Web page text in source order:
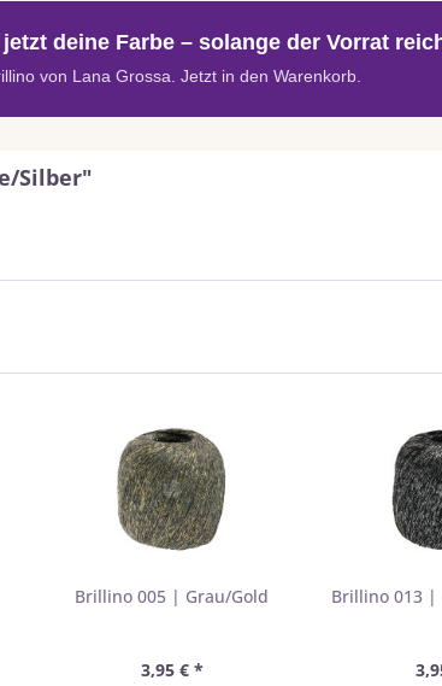
deine Farbe – solange der Vorrat
von Lana Grossa. Jetzt in den Warenkorb.
Silber"
Brillino 005 | Grau/Gold
3,95 € *
Brillino 013 |